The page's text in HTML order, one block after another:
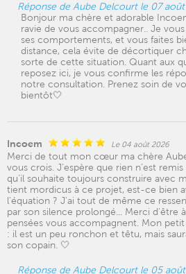
Réponse de Aube Delcourt le 07
Bonjour ma chère et adorable
ravie de vous accompagner.. Je
ses comportements, et vous faites
distance, cela évite de décortiquer
sorte de cette situation. Quant aux
reposez ici, je vous confirme les
notre consultation. Prenez soin de
bientôt🤍
Incoem Le 04 août 2026
Merci de tout mon cœur ma chère
vous crois. J’espère que rien n’est
qu’il souhaite toujours construire avec
tient mordicus à ce projet, est-ce bien
l’équation ? J’ai tout de même ce
par son silence prolongé... Merci d’être
pensées vous accompagnent. Mon
: il est un peu ronchon et têtu, mais
son copain. 🤍
Réponse de Aube Delcourt le 05